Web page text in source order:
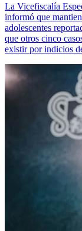
La Vicefiscalía
informó que
adolescentes
que otros cinco
existir por indicios